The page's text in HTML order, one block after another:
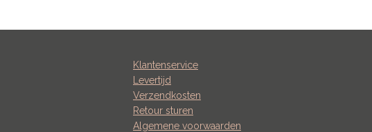
Klantenservice
Levertijd
Verzendkosten
Retour sturen
Algemene voorwaarden